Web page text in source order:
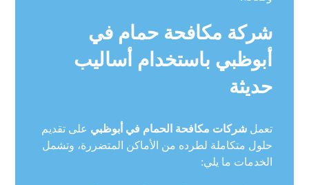
شركة مكافحة حمام في
أبوظبي باستخدام أساليب
حديثة
تعملشركات مكافحة الحمام في أبوظبي على تقديم
حلول متكاملة لطرده من الأماكن المتضررة، وتشمل
الخدمات ما يلي: